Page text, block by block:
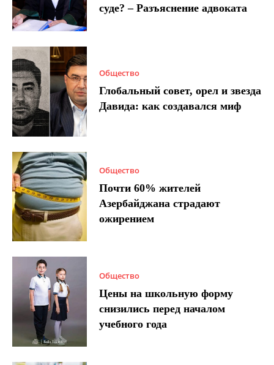
суде? – Разъяснение адвоката
Общество
Глобальный совет, орел и звезда
Давида: как создавался миф
Общество
Почти 60% жителей
Азербайджана страдают
ожирением
Общество
Цены на школьную форму
снизились перед началом
учебного года